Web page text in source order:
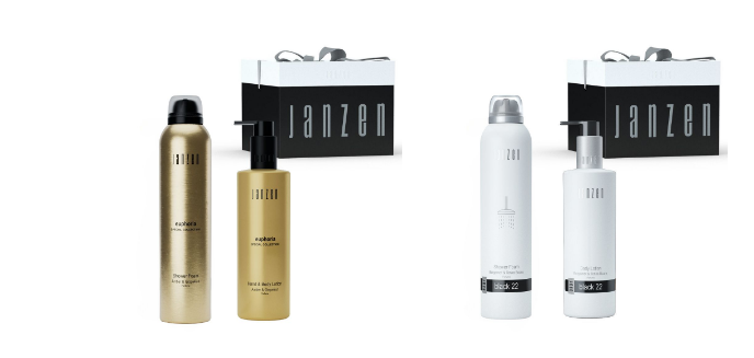
Millefiori Milano
Scentchips
Horomia Wasparfum
Zusss
Boles d' Olor
Il Bucato Di Adele